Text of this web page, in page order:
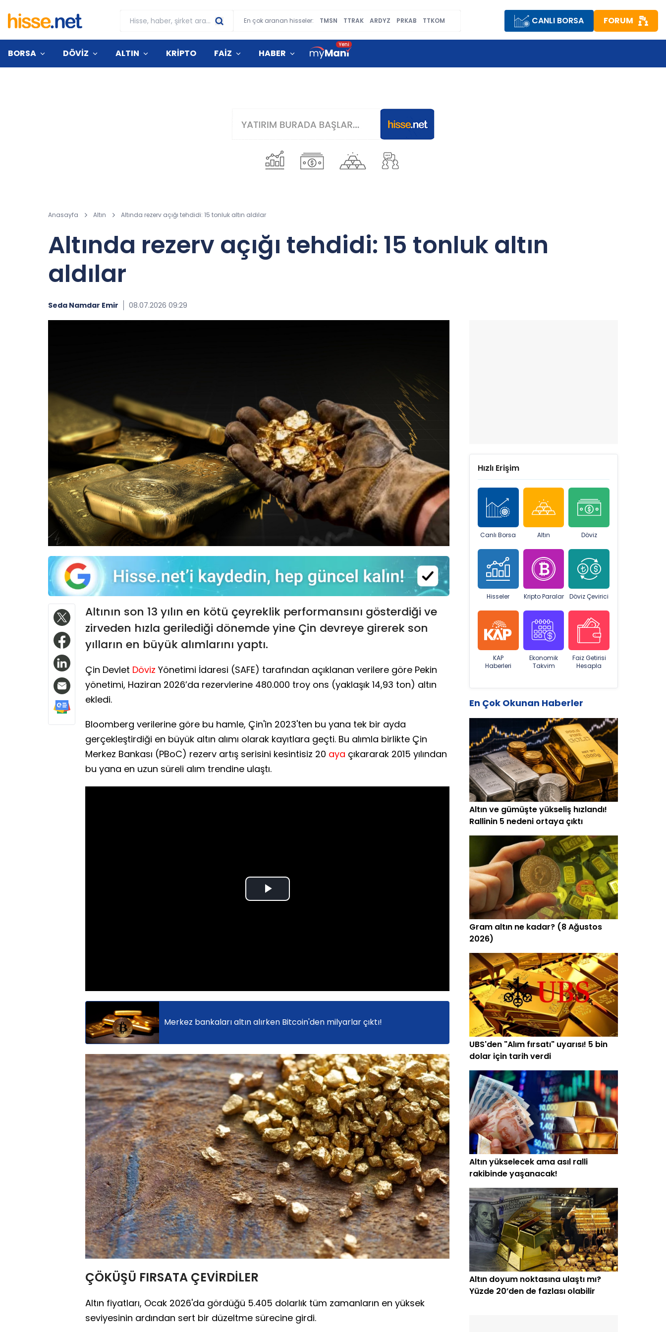
En çok aranan hisseler: TMSN TTRAK ARDYZ PRKAB TTKOM CANLI BORSA FORUM
BORSA DÖVİZ ALTIN KRİPTO FAİZ HABER
Anasayfa Altın Altında rezerv açığı tehdidi: 15 tonluk altın aldılar
Altında rezerv açığı tehdidi: 15 tonluk altın
aldılar
Seda Namdar Emir 08.07.2026 09:29
Altının son 13 yılın en kötü çeyreklik performansını gösterdiği ve
zirveden hızla gerilediği dönemde yine Çin devreye girerek son
yılların en büyük alımlarını yaptı.
Çin Devlet Döviz Yönetimi İdaresi (SAFE) tarafından açıklanan verilere göre Pekin
yönetimi, Haziran 2026’da rezervlerine 480.000 troy ons (yaklaşık 14,93 ton) altın
ekledi.
Bloomberg verilerine göre bu hamle, Çin'in 2023'ten bu yana tek bir ayda
gerçekleştirdiği en büyük altın alımı olarak kayıtlara geçti. Bu alımla birlikte Çin
Merkez Bankası (PBoC) rezerv artış serisini kesintisiz 20 aya çıkararak 2015 yılından
bu yana en uzun süreli alım trendine ulaştı.
Play
Merkez bankaları altın alırken Bitcoin'den milyarlar çıktı!
ÇÖKÜŞÜ FIRSATA ÇEVİRDİLER
Altın fiyatları, Ocak 2026'da gördüğü 5.405 dolarlık tüm zamanların en yüksek
seviyesinin ardından sert bir düzeltme sürecine girdi.
Hızlı Erişim
Canlı Borsa Altın Döviz
Hisseler Kripto Paralar Döviz Çevirici
KAP
Haberleri
Ekonomik
Takvim
Faiz Getirisi
Hesapla
En Çok Okunan Haberler
Altın ve gümüşte yükseliş hızlandı!
Rallinin 5 nedeni ortaya çıktı
Gram altın ne kadar? (8 Ağustos
2026)
UBS'den "Alım fırsatı" uyarısı! 5 bin
dolar için tarih verdi
Altın yükselecek ama asıl ralli
rakibinde yaşanacak!
Altın doyum noktasına ulaştı mı?
Yüzde 20’den de fazlası olabilir